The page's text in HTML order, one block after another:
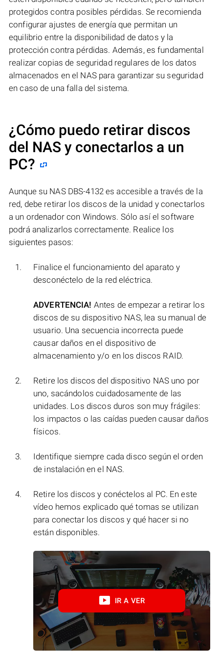
protegidos contra posibles pérdidas. Se recomienda
configurar ajustes de energía que permitan un
equilibrio entre la disponibilidad de datos y la
protección contra pérdidas. Además, es fundamental
realizar copias de seguridad regulares de los datos
almacenados en el NAS para garantizar su seguridad
en caso de una falla del sistema.
¿Cómo puedo retirar discos
del NAS y conectarlos a un
PC?
Aunque su NAS DBS-4132 es accesible a través de la
red, debe retirar los discos de la unidad y conectarlos
a un ordenador con Windows. Sólo así el software
podrá analizarlos correctamente. Realice los
siguientes pasos:
Finalice el funcionamiento del aparato y
desconéctelo de la red eléctrica.
ADVERTENCIA! Antes de empezar a retirar los
discos de su dispositivo NAS, lea su manual de
usuario. Una secuencia incorrecta puede
causar daños en el dispositivo de
almacenamiento y/o en los discos RAID.
Retire los discos del dispositivo NAS uno por
uno, sacándolos cuidadosamente de las
unidades. Los discos duros son muy frágiles:
los impactos o las caídas pueden causar daños
físicos.
Identifique siempre cada disco según el orden
de instalación en el NAS.
Retire los discos y conéctelos al PC. En este
vídeo hemos explicado qué tomas se utilizan
para conectar los discos y qué hacer si no
están disponibles.
IR A VER